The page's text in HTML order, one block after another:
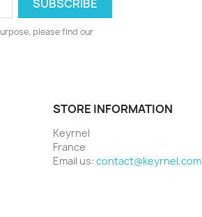
please find our
STORE INFORMATION
Keyrnel
France
Email us: contact@keyrnel.com